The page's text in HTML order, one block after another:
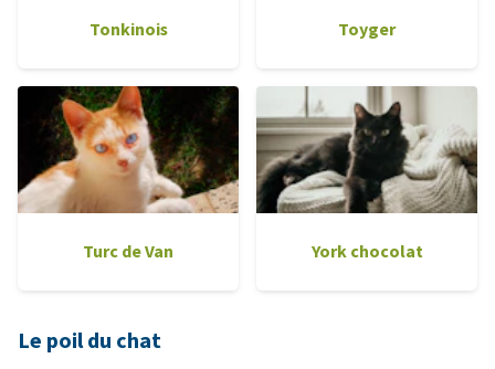
Tonkinois Toyger
Turc de Van York chocolat
Le poil du chat